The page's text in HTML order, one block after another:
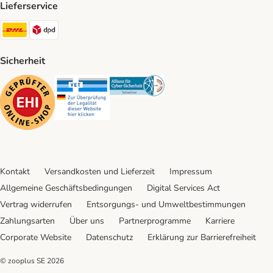
Lieferservice
DHL Shipping Method
Sicherheit
Security Security Security
Kontakt Versandkosten und Lieferzeit
Impressum
Allgemeine Geschäftsbedingungen
Digital Services Act
Vertrag widerrufen
Entsorgungs- und Umweltbestimmungen
Zahlungsarten
Über uns Partnerprogramme
Karriere
Corporate Website
Datenschutz Erklärung zur Barrierefreiheit
© zooplus SE 2026